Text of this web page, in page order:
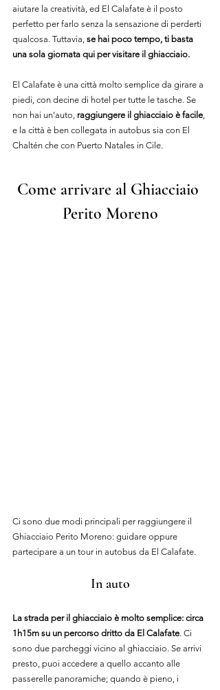
aiutare la creatività, ed El Calafate è il posto
perfetto per farlo senza la sensazione di perderti
qualcosa. Tuttavia, se hai poco tempo, ti basta
una sola giornata qui per visitare il ghiacciaio.
El Calafate è una città molto semplice da girare a
piedi, con decine di hotel per tutte le tasche. Se
non hai un’auto, raggiungere il ghiacciaio è facile,
e la città è ben collegata in autobus sia con El
Chaltén che con Puerto Natales in Cile.
Come arrivare al Ghiacciaio
Perito Moreno
Ci sono due modi principali per raggiungere il
Ghiacciaio Perito Moreno: guidare oppure
partecipare a un tour in autobus da El Calafate.
In auto
La strada per il ghiacciaio è molto semplice: circa
1h15m su un percorso dritto da El Calafate. Ci
sono due parcheggi vicino al ghiacciaio. Se arrivi
presto, puoi accedere a quello accanto alle
passerelle panoramiche; quando è pieno, i